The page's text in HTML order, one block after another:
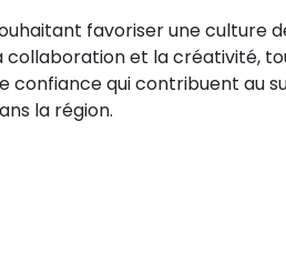
favoriser une culture
collaboration et la créativité,
confiance qui contribuent au
la région.